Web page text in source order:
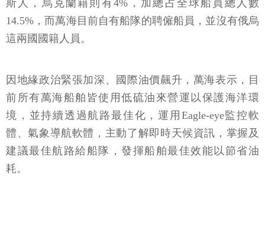
14.5%，而萬海目前自有船隊的聘僱船員，並沒有俄烏
這兩國國籍人員。
前所有萬海船舶皆使用低硫油來營運以保護海洋環
境，並持續透過航路最佳化，運用Eagle-eye監控軟
體、氣象導航軟體，主動了解即時天候資訊，掌握及
建議最佳航路給船隊，發揮船舶最佳效能以節省油
耗。